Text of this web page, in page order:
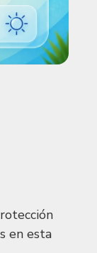
en esta